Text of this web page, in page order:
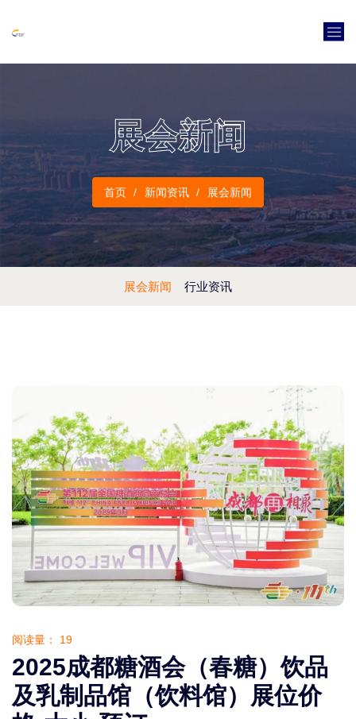
展会新闻
首页 新闻资讯 展会新闻
展会新闻 行业资讯
阅读量： 19
2025成都糖酒会（春糖）饮品
及乳制品馆（饮料馆）展位价